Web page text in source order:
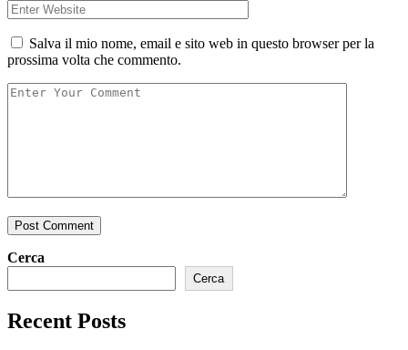
Salva il mio nome, email e sito web in questo browser per la
prossima volta che commento.
Post Comment
Cerca
Cerca
Recent Posts